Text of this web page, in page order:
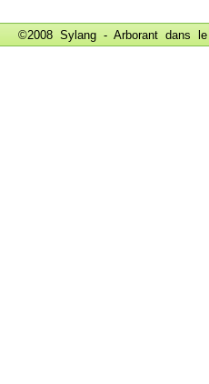
©2008 Sylang - Arborant dans le